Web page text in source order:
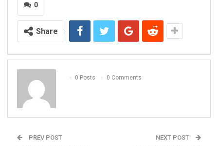
0
Share
0 Posts 0 Comments
PREV POST NEXT POST